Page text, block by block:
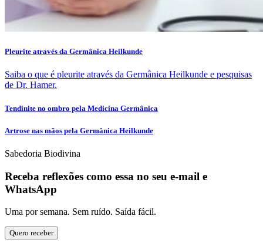
Pleurite através da Germânica Heilkunde
Saiba o que é pleurite através da Germânica Heilkunde e pesquisas
de Dr. Hamer.
Tendinite no ombro pela Medicina Germânica
Artrose nas mãos pela Germânica Heilkunde
Sabedoria Biodivina
Receba reflexões como essa no seu e-mail e
WhatsApp
Uma por semana. Sem ruído. Saída fácil.
Quero receber